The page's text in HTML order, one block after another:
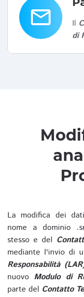
email Il
di
La modifica dei
nome a dominio
stesso e del
mediante l'invio di
Responsabilità
nuovo Modulo di
parte del Contatto